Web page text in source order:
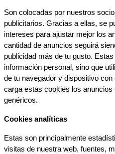
Son colocadas por nuestros
publicitarios. Gracias a ellas, se
intereses para ajustar mejor los
cantidad de anuncios seguirá
publicidad más de tu gusto.
información personal, sino que
de tu navegador y dispositivo
carga estas cookies los
genéricos.
Cookies analíticas
Estas son principalmente
visitas de nuestra web, fuentes,